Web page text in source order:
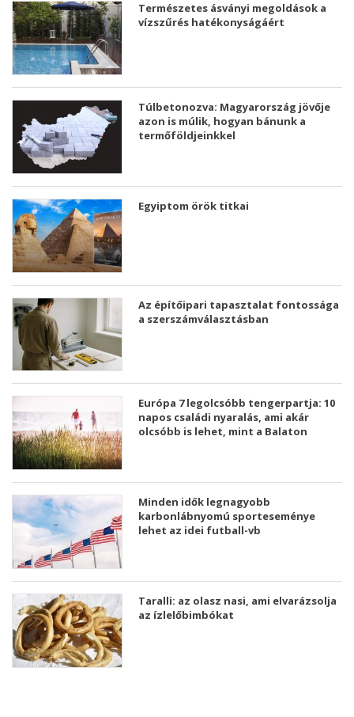
Természetes ásványi megoldások a
vízszűrés hatékonyságáért
Túlbetonozva: Magyarország jövője
azon is múlik, hogyan bánunk a
termőföldjeinkkel
Egyiptom örök titkai
Az építőipari tapasztalat fontossága
a szerszámválasztásban
Európa 7 legolcsóbb tengerpartja: 10
napos családi nyaralás, ami akár
olcsóbb is lehet, mint a Balaton
Minden idők legnagyobb
karbonlábnyomú sporteseménye
lehet az idei futball-vb
Taralli: az olasz nasi, ami elvarázsolja
az ízlelőbimbókat